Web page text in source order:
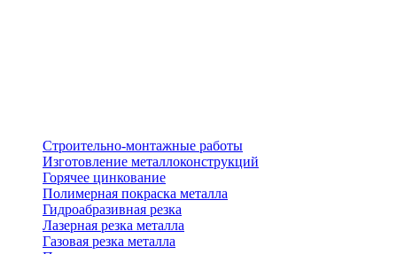
Строительно-монтажные работы
Изготовление металлоконструкций
Горячее цинкование
Полимерная покраска металла
Гидроабразивная резка
Лазерная резка металла
Газовая резка металла